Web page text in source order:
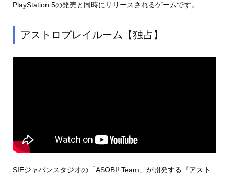
PlayStation 5の発売と同時にリリースされるゲームです。
アストロプレイルーム【独占】
SIEジャパンスタジオの「ASOBI! Team」が開発する『アスト